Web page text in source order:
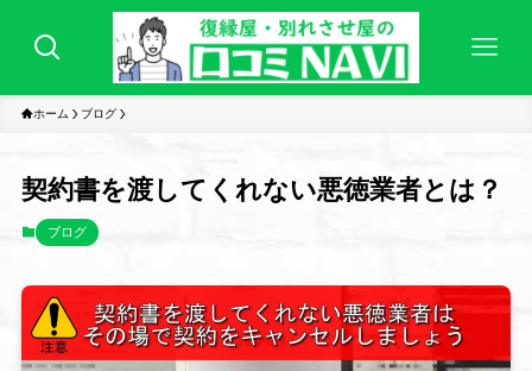
ホーム ブログ
契約書を渡してくれない悪徳業者とは？
ブログ